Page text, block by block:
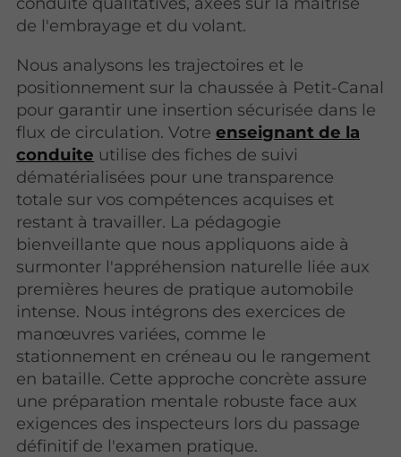
de l'embrayage et du volant.
Nous analysons les trajectoires et le
positionnement sur la chaussée à Petit-Canal
pour garantir une insertion sécurisée dans le
flux de circulation. Votreenseignant de la
conduite utilise des fiches de suivi
dématérialisées pour une transparence
totale sur vos compétences acquises et
restant à travailler. La pédagogie
bienveillante que nous appliquons aide à
surmonter l'appréhension naturelle liée aux
premières heures de pratique automobile
intense. Nous intégrons des exercices de
manœuvres variées, comme le
stationnement en créneau ou le rangement
en bataille. Cette approche concrète assure
une préparation mentale robuste face aux
exigences des inspecteurs lors du passage
définitif de l'examen pratique.